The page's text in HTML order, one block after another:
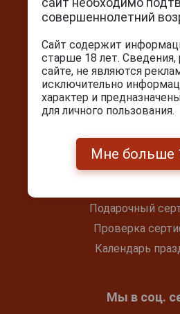
Купить писко Control C
нашем магазине. Писко Control
солнца в вашу жизнь.
г. Москва,
+7(495) 644-
Покупка и
Подарочный
Проверка
Календарь
Мы в соц.
совершеннолетний
Сайт содержит
старше 18 лет.
сайте, не являются
исключительно
характер и
для личного пользования.
Мне больше